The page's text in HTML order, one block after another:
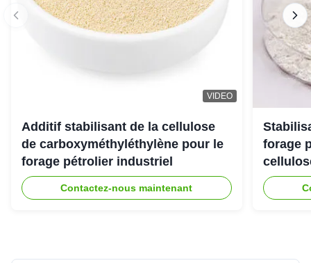
VIDEO
Additif stabilisant de la cellulose
de carboxyméthyléthylène pour le
forage pétrolier industriel
Contactez-nous maintenant
forage